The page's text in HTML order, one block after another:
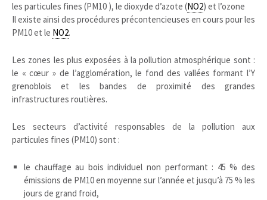
les particules fines (PM10 ), le dioxyde d’azote (NO2) et l’ozone
Il existe ainsi des procédures précontencieuses en cours pour les
PM10 et le NO2.
Les zones les plus exposées à la pollution atmosphérique sont :
le « cœur » de l’agglomération, le fond des vallées formant l’Y
grenoblois et les bandes de proximité des grandes
infrastructures routières.
Les secteurs d’activité responsables de la pollution aux
particules fines (PM10) sont :
le chauffage au bois individuel non performant : 45 % des
émissions de PM10 en moyenne sur l’année et jusqu’à 75 % les
jours de grand froid,